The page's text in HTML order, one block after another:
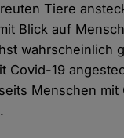
Tiere
Blick auf
wahrscheinlich
Covid-19
Menschen mit